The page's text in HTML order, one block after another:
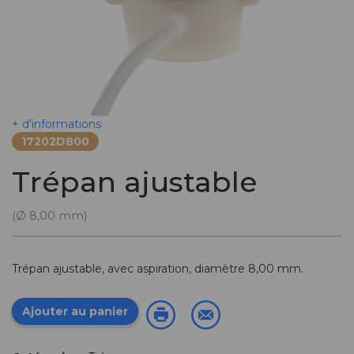
+ d'informations
17202D800
Trépan ajustable
(Ø 8,00 mm)
Trépan ajustable, avec aspiration, diamètre 8,00 mm.
Ajouter au panier